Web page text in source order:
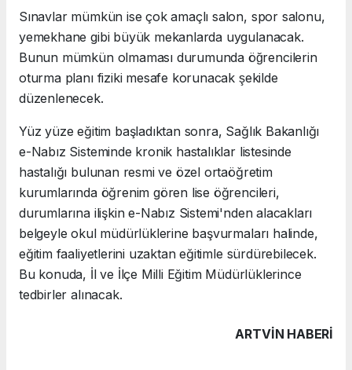
Sınavlar mümkün ise çok amaçlı salon, spor salonu,
yemekhane gibi büyük mekanlarda uygulanacak.
Bunun mümkün olmaması durumunda öğrencilerin
oturma planı fiziki mesafe korunacak şekilde
düzenlenecek.
Yüz yüze eğitim başladıktan sonra, Sağlık Bakanlığı
e-Nabız Sisteminde kronik hastalıklar listesinde
hastalığı bulunan resmi ve özel ortaöğretim
kurumlarında öğrenim gören lise öğrencileri,
durumlarına ilişkin e-Nabız Sistemi'nden alacakları
belgeyle okul müdürlüklerine başvurmaları halinde,
eğitim faaliyetlerini uzaktan eğitimle sürdürebilecek.
Bu konuda, İl ve İlçe Milli Eğitim Müdürlüklerince
tedbirler alınacak.
ARTVIN HABERİ